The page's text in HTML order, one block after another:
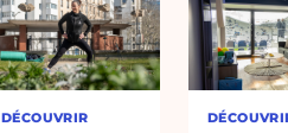
DÉCOUVRIR